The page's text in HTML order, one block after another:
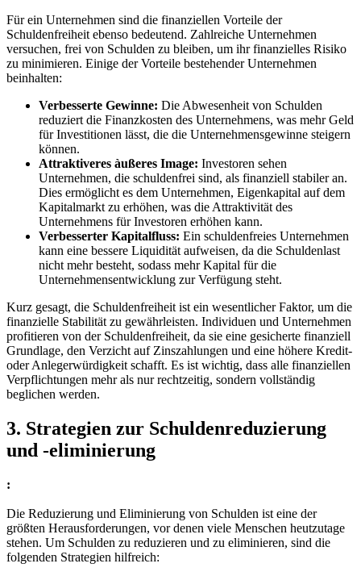
Für ein Unternehmen sind die finanziellen Vorteile der
Schuldenfreiheit ebenso bedeutend. Zahlreiche Unternehmen
versuchen, frei von Schulden zu bleiben, um ihr finanzielles Risiko
zu minimieren. Einige der Vorteile bestehender Unternehmen
beinhalten:
Verbesserte Gewinne: Die Abwesenheit von Schulden
reduziert die Finanzkosten des Unternehmens, was mehr Geld
für Investitionen lässt, die die Unternehmensgewinne steigern
können.
Attraktiveres àußeres Image: Investoren sehen
Unternehmen, die schuldenfrei sind, als finanziell stabiler an.
Dies ermöglicht es dem Unternehmen, Eigenkapital auf dem
Kapitalmarkt zu erhöhen, was die Attraktivität des
Unternehmens für Investoren erhöhen kann.
Verbesserter Kapitalfluss: Ein schuldenfreies Unternehmen
kann eine bessere Liquidität aufweisen, da die Schuldenlast
nicht mehr besteht, sodass mehr Kapital für die
Unternehmensentwicklung zur Verfügung steht.
Kurz gesagt, die Schuldenfreiheit ist ein wesentlicher Faktor, um die
finanzielle Stabilität zu gewährleisten. Individuen und Unternehmen
profitieren von der Schuldenfreiheit, da sie eine gesicherte finanziell
Grundlage, den Verzicht auf Zinszahlungen und eine höhere Kredit-
oder Anlegerwürdigkeit schafft. Es ist wichtig, dass alle finanziellen
Verpflichtungen mehr als nur rechtzeitig, sondern vollständig
beglichen werden.
3. Strategien zur Schuldenreduzierung
und -eliminierung
:
Die Reduzierung und Eliminierung von Schulden ist eine der
größten Herausforderungen, vor denen viele Menschen heutzutage
stehen. Um Schulden zu reduzieren und zu eliminieren, sind die
folgenden Strategien hilfreich: